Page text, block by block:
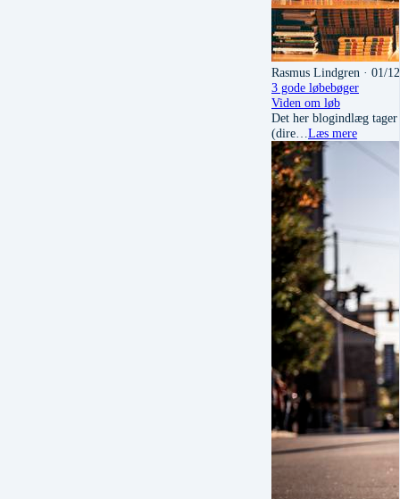
Rasmus Lindgren · 01/
3 gode løbebøger
Viden om løb
Det her blogindlæg
(dire… Læs mere